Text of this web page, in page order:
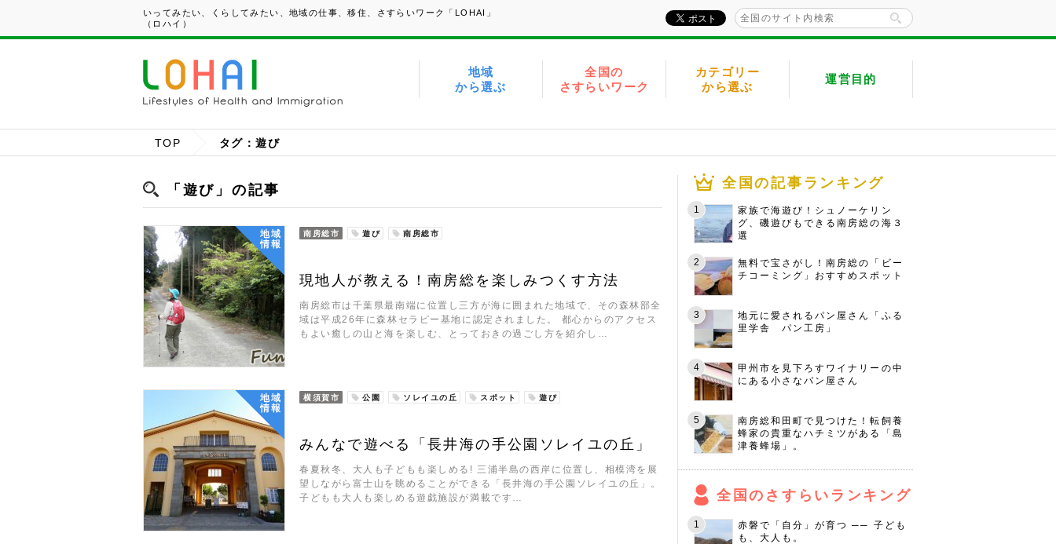
いってみたい、くらしてみたい、地域の仕事、移住、さすらいワーク「LOHAI」
（ロハイ）
地域
から選ぶ
全国の
さすらいワーク
カテゴリー
から選ぶ
運営目的
TOP タグ：遊び
「遊び」の記事
地域
情報
南房総市 遊び 南房総市
現地人が教える！南房総を楽しみつくす方法
南房総市は千葉県最南端に位置し三方が海に囲まれた地域で、その森林部全
域は平成26年に森林セラピー基地に認定されました。 都心からのアクセス
もよい癒しの山と海を楽しむ、とっておきの過ごし方を紹介し…
地域
情報
横須賀市 公園 ソレイユの丘 スポット 遊び
みんなで遊べる「長井海の手公園ソレイユの丘」
春夏秋冬、大人も子どもも楽しめる! 三浦半島の西岸に位置し、相模湾を展
望しながら富士山を眺めることができる「長井海の手公園ソレイユの丘」。
子どもも大人も楽しめる遊戯施設が満載です…
全国の記事ランキング
家族で海遊び！シュノーケリン
グ、磯遊びもできる南房総の海３
選
無料で宝さがし！南房総の「ビー
チコーミング」おすすめスポット
地元に愛されるパン屋さん「ふる
里学舎 パン工房」
甲州市を見下ろすワイナリーの中
にある小さなパン屋さん
南房総和田町で見つけた！転飼養
蜂家の貴重なハチミツがある「島
津養蜂場」。
全国のさすらいランキング
赤磐で「自分」が育つ ── 子ども
も、大人も。